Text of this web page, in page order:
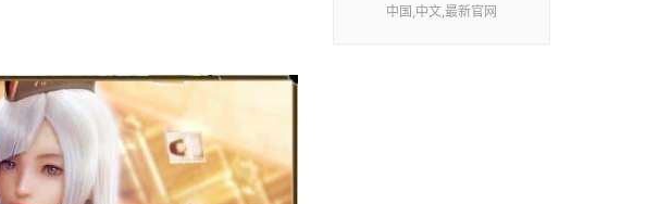
中国,中文,最新官网